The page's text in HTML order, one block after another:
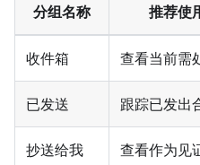
分组名称 推荐使
收件箱 查看当前需
已发送 跟踪已发出
抄送给我 查看作为见